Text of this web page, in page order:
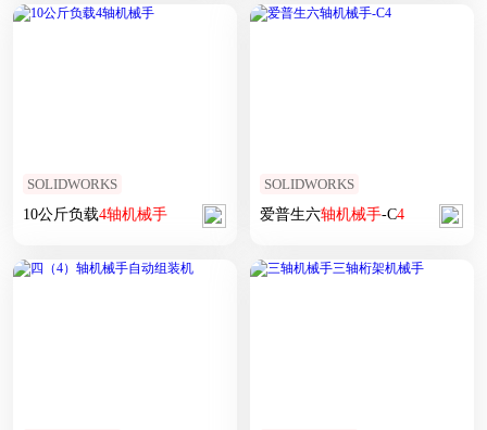
SOLIDWORKS
10公斤负载4轴机械手
SOLIDWORKS
爱普生六轴机械手-C4